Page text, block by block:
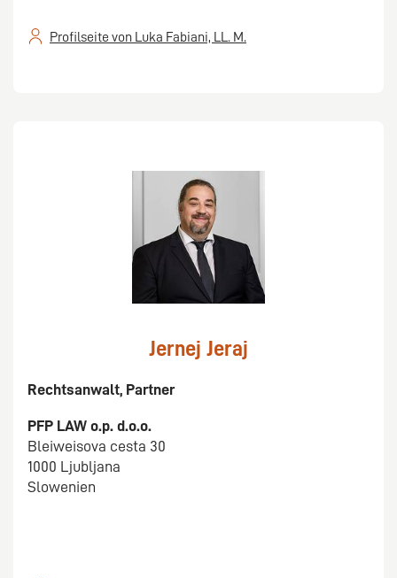
Profilseite von Luka Fabiani, LL. M.
Jernej Jeraj
Rechtsanwalt, Partner
PFP LAW o.p. d.o.o.
Bleiweisova cesta 30
1000 Ljubljana
Slowenien